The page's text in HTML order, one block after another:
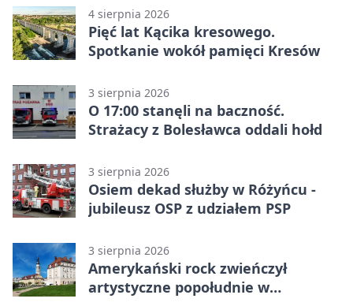
4 sierpnia 2026
Pięć lat Kącika kresowego.
Spotkanie wokół pamięci Kresów
3 sierpnia 2026
O 17:00 stanęli na baczność.
Strażacy z Bolesławca oddali hołd
3 sierpnia 2026
Osiem dekad służby w Różyńcu -
jubileusz OSP z udziałem PSP
3 sierpnia 2026
Amerykański rock zwieńczył
artystyczne popołudnie w